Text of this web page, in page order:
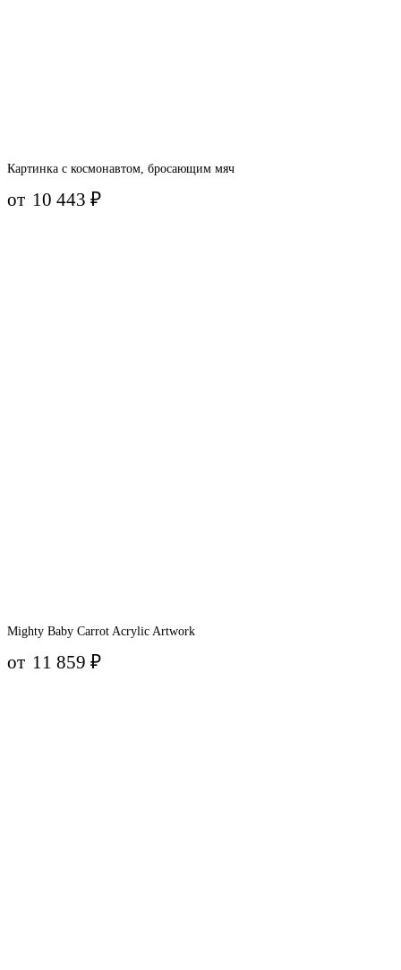
Картинка с космонавтом, бросающим мяч
от 10 443₽
Mighty Baby Carrot Acrylic Artwork
от 11 859₽